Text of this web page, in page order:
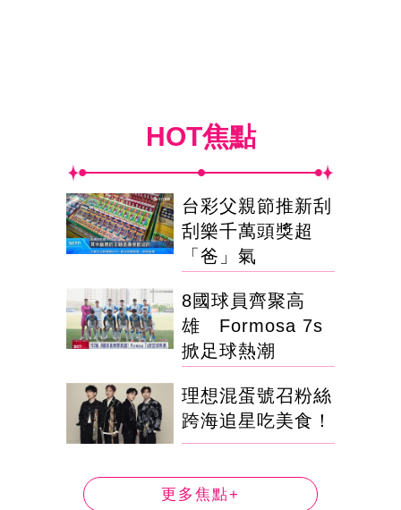
HOT焦點
台彩父親節推新刮
刮樂千萬頭獎超
「爸」氣
8國球員齊聚高
雄 Formosa 7s
掀足球熱潮
理想混蛋號召粉絲
跨海追星吃美食！
更多焦點+